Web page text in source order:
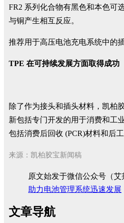
FR2 系列化合物有黑色和本色可
与铜产生相互反应。
推荐用于高压电池充电系统中的
TPE 在可持续发展方面取得成功
除了作为接头和插头材料，凯柏
新包括专门开发的用于消费和工
包括消费后回收 (PCR)材料和后工
来源：凯柏胶宝新闻稿
原文始发于微信公众号（艾
助力电池管理系统迅速发展
文章导航